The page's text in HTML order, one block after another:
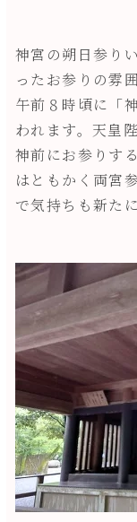
神宮の朔日参り
ったお参りの雰
午前８時頃に「
われます。天皇
神前にお参りす
はともかく両宮
で気持ちも新た